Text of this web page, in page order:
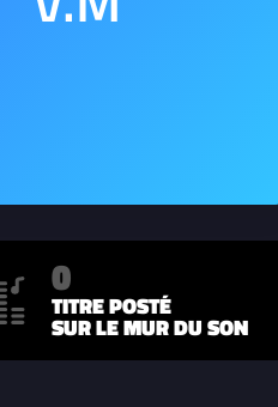
0
TITRE POSTÉ
SUR LE MUR DU SON